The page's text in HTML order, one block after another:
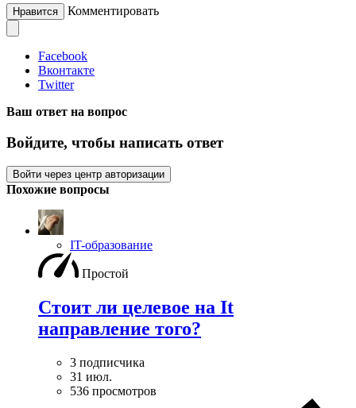
Нравится Комментировать
Facebook
Вконтакте
Twitter
Ваш ответ на вопрос
Войдите, чтобы написать ответ
Войти через центр авторизации
Похожие вопросы
IT-образование
Простой
Стоит ли целевое на It
направление того?
3 подписчика
31 июл.
536 просмотров